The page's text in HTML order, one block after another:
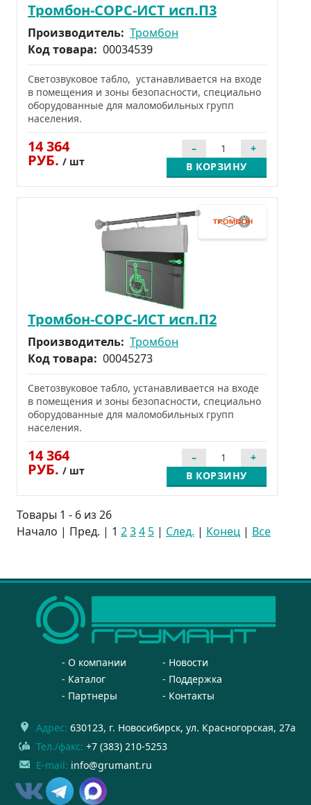
Тромбон-СОРС-ИСТ исп.П3
Производитель: Тромбон
Код товара: 00034539
Светозвуковое табло, устанавливается на входе
в помещения и зоны безопасности, специально
оборудованные для маломобильных групп
населения.
14 364
РУБ. / шт В КОРЗИНУ
Тромбон-СОРС-ИСТ исп.П2
Производитель: Тромбон
Код товара: 00045273
Светозвуковое табло, устанавливается на входе
в помещения и зоны безопасности, специально
оборудованные для маломобильных групп
населения.
14 364
РУБ. / шт В КОРЗИНУ
Товары 1 - 6 из 26
Начало | Пред. | 1 234 5 | След. | Конец | Все
О компании
Новости
Каталог
Поддержка
Партнеры
Контакты
Адрес: 630123, г. Новосибирск, ул. Красногорская, 27а
Тел./факс: +7 (383) 210-5253
E-mail: info@grumant.ru